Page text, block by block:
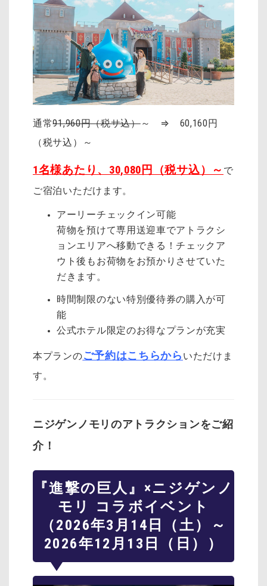
通常91,960円（税サ込）～ ⇒ 60,160円
（税サ込）～
1名様あたり、30,080円（税サ込）～ で
ご宿泊いただけます。
アーリーチェックイン可能
荷物を預けて専用送迎車でアトラクシ
ョンエリアへ移動できる！チェックア
ウト後もお荷物をお預かりさせていた
だきます。
時間制限のない特別優待券の購入が可
能
公式ホテル限定のお得なプランが充実
本プランのご予約はこちらから いただけま
す。
ニジゲンノモリのアトラクションをご紹
介！
『進撃の巨人』×ニジゲンノ
モリ コラボイベント
（2026年3月14日（土）～
2026年12月13日（日））